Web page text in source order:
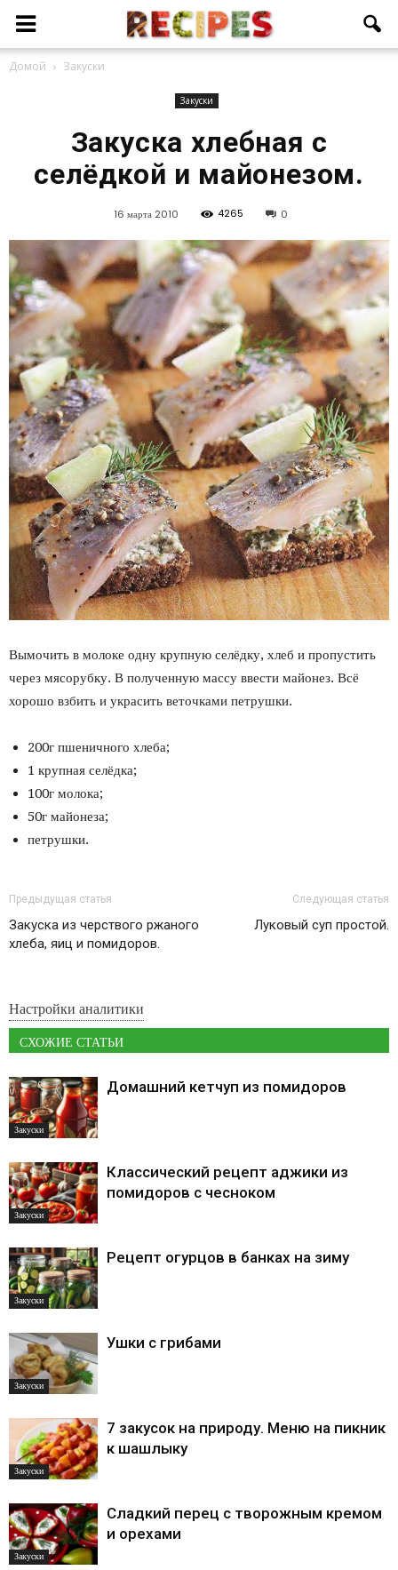
Домой Закуски
Закуски
Закуска хлебная с
селёдкой и майонезом.
16 марта 2010 4265 0
Вымочить в молоке одну крупную селёдку, хлеб и пропустить
через мясорубку. В полученную массу ввести майонез. Всё
хорошо взбить и украсить веточками петрушки.
200г пшеничного хлеба;
1 крупная селёдка;
100г молока;
50г майонеза;
петрушки.
Предыдущая статья
Закуска из черствого ржаного
хлеба, яиц и помидоров.
Следующая статья
Луковый суп простой.
Настройки аналитики
СХОЖИЕ СТАТЬИ
Закуски
Домашний кетчуп из помидоров
Закуски
Классический рецепт аджики из
помидоров с чесноком
Закуски
Рецепт огурцов в банках на зиму
Закуски
Ушки с грибами
Закуски
7 закусок на природу. Меню на пикник
к шашлыку
Закуски
Сладкий перец с творожным кремом
и орехами